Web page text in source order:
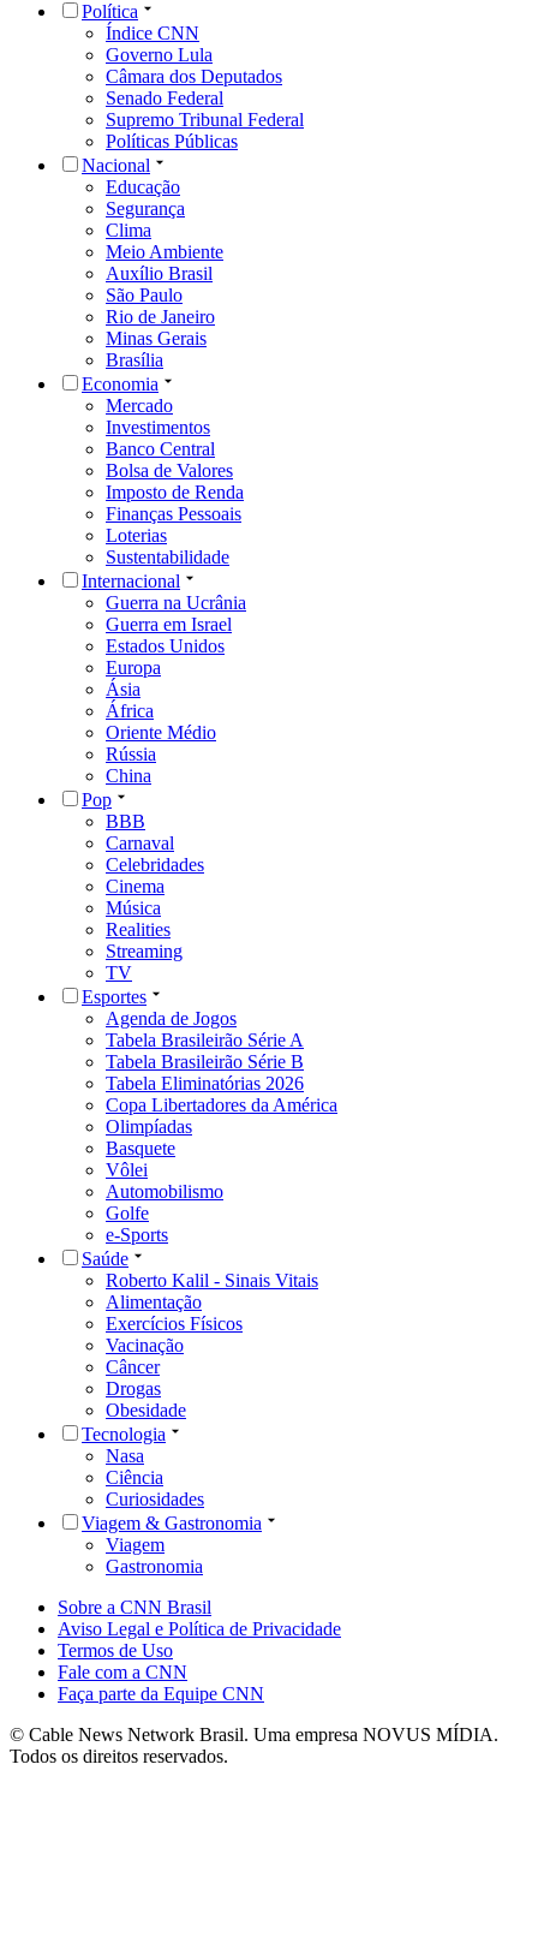
Política
Índice CNN
Governo Lula
Câmara dos Deputados
Senado Federal
Supremo Tribunal Federal
Políticas Públicas
Nacional
Educação
Segurança
Clima
Meio Ambiente
Auxílio Brasil
São Paulo
Rio de Janeiro
Minas Gerais
Brasília
Economia
Mercado
Investimentos
Banco Central
Bolsa de Valores
Imposto de Renda
Finanças Pessoais
Loterias
Sustentabilidade
Internacional
Guerra na Ucrânia
Guerra em Israel
Estados Unidos
Europa
Ásia
África
Oriente Médio
Rússia
China
Pop
BBB
Carnaval
Celebridades
Cinema
Música
Realities
Streaming
TV
Esportes
Agenda de Jogos
Tabela Brasileirão Série A
Tabela Brasileirão Série B
Tabela Eliminatórias 2026
Copa Libertadores da América
Olimpíadas
Basquete
Vôlei
Automobilismo
Golfe
e-Sports
Saúde
Roberto Kalil - Sinais Vitais
Alimentação
Exercícios Físicos
Vacinação
Câncer
Drogas
Obesidade
Tecnologia
Nasa
Ciência
Curiosidades
Viagem & Gastronomia
Viagem
Gastronomia
Sobre a CNN Brasil
Aviso Legal e Política de Privacidade
Termos de Uso
Fale com a CNN
Faça parte da Equipe CNN
© Cable News Network Brasil. Uma empresa NOVUS MÍDIA.
Todos os direitos reservados.